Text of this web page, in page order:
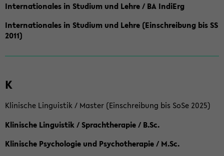
Internationales in Studium und Lehre / BA IndiErg
Internationales in Studium und Lehre (Einschreibung bis SS
2011)
K
Klinische Linguistik / Master (Einschreibung bis SoSe 2025)
Klinische Linguistik / Sprachtherapie / B.Sc.
Klinische Psychologie und Psychotherapie / M.Sc.